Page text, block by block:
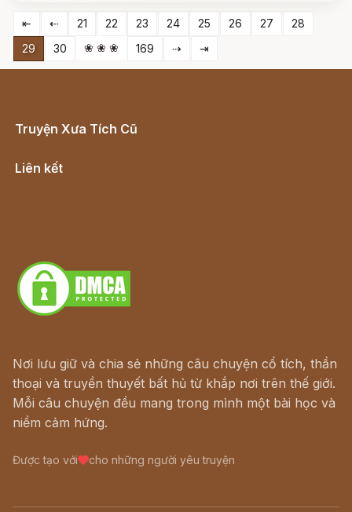
⇤ ⇠ 21 22 23 24 25 26 27
28
29
30 ❀ ❀ ❀ 169 ⇢ ⇥
Truyện Xưa Tích Cũ
Liên kết
Nơi lưu giữ và chia sẻ những câu chuyện cổ tích, thần
thoại và truyền thuyết bất hủ từ khắp nơi trên thế giới.
Mỗi câu chuyện đều mang trong mình một bài học và
niềm cảm hứng.
Được tạo với cho những người yêu truyện